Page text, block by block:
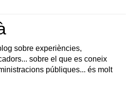
sobre experiències,
sobre el que es coneix
públiques... és molt